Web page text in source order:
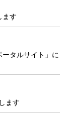
ます
ータルサイト」に
ます